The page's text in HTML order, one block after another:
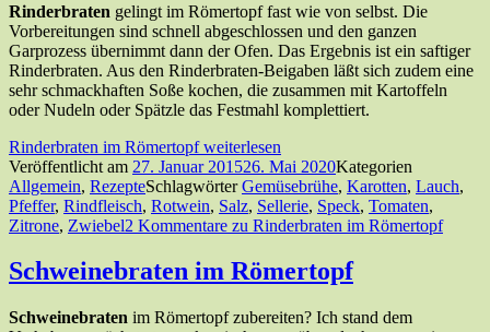
Rinderbraten gelingt im Römertopf fast wie von selbst. Die
Vorbereitungen sind schnell abgeschlossen und den ganzen
Garprozess übernimmt dann der Ofen. Das Ergebnis ist ein saftiger
Rinderbraten. Aus den Rinderbraten-Beigaben läßt sich zudem eine
sehr schmackhaften Soße kochen, die zusammen mit Kartoffeln
oder Nudeln oder Spätzle das Festmahl komplettiert.
Rinderbraten im Römertopfweiterlesen
Veröffentlicht am 27. Januar 201526. Mai 2020Kategorien
Allgemein, RezepteSchlagwörterGemüsebrühe, Karotten, Lauch,
Pfeffer, Rindfleisch, Rotwein, Salz, Sellerie, Speck, Tomaten,
Zitrone, Zwiebel2 Kommentare zu Rinderbraten im Römertopf
Schweinebraten im Römertopf
Schweinebraten im Römertopf zubereiten? Ich stand dem